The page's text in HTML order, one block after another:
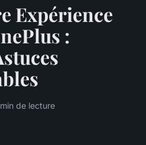
Expérience
:
de lecture